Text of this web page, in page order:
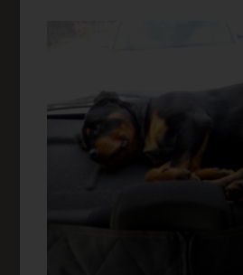
Online-Shop. Der Online-Shop merkt
Kunde in den virtuellen Warenkorb
Die betroffene Person kann die
unsere Internetseite jederzeit mittels
Einstellung des genutzten
damit der Setzung von Cookies
Internetbrowser oder andere